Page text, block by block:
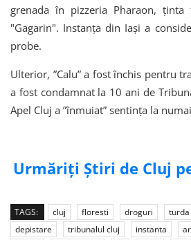
grenada în pizzeria Pharaon, ținta
"Gagarin". Instanța din Iași a
probe.
Ulterior, ”Calu” a fost închis pentru
a fost condamnat la 10 ani de
Apel Cluj a ”înmuiat” sentința la
Urmăriți Știri de Cluj
TAGS: cluj floresti droguri turda
depistare
tribunalul cluj instanta